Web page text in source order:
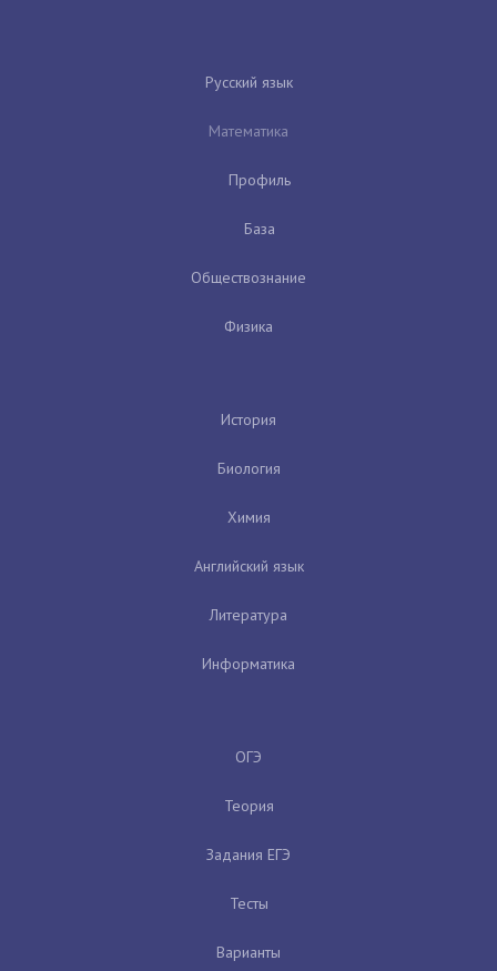
Русский язык
Математика
Профиль
База
Обществознание
Физика
История
Биология
Химия
Английский язык
Литература
Информатика
ОГЭ
Теория
Задания ЕГЭ
Тесты
Варианты